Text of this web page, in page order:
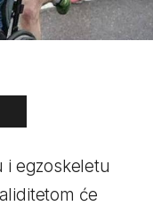
i egzoskeletu
će